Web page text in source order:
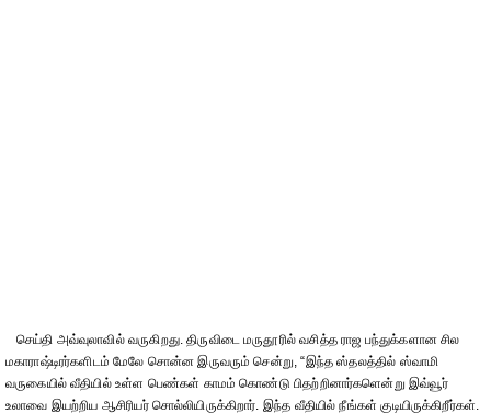
செய்தி அவ்வுலாவில் வருகிறது. திருவிடை மருதூரில் வசித்த ராஜ பந்துக்களான சில
மகாராஷ்டிரர்களிடம் மேலே சொன்ன இருவரும் சென்று, “இந்த ஸ்தலத்தில் ஸ்வாமி
வருகையில் வீதியில் உள்ள பெண்கள் காமம் கொண்டு பிதற்றினார்களென்று இவ்வூர்
உலாவை இயற்றிய ஆசிரியர் சொல்லியிருக்கிறார். இந்த வீதியில் நீங்கள் குடியிருக்கிறீர்கள்.